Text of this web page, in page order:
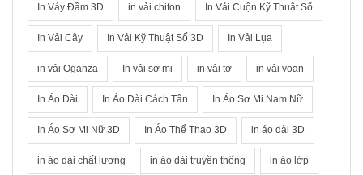
In Váy Đầm 3D in vải chifon In Vải Cuộn Kỹ Thuật Số
In Vải Cây In Vải Kỹ Thuật Số 3D In Vải Lụa
in vải Oganza In vải sơ mi in vải tơ in vải voan
In Áo Dài In Áo Dài Cách Tân In Áo Sơ Mi Nam Nữ
In Áo Sơ Mi Nữ 3D In Áo Thể Thao 3D in áo dài 3D
in áo dài chất lượng in áo dài truyền thống in áo lớp